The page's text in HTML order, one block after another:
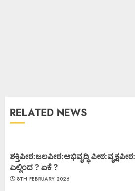
RELATED NEWS
ಶಕ್ತಿಪೀಠ:ಜಲಪೀಠ:ಅಭಿವೃದ್ಧಿ
ಎಲ್ಲಿಂದ ? ಏಕೆ ?
8TH FEBRUARY 2026